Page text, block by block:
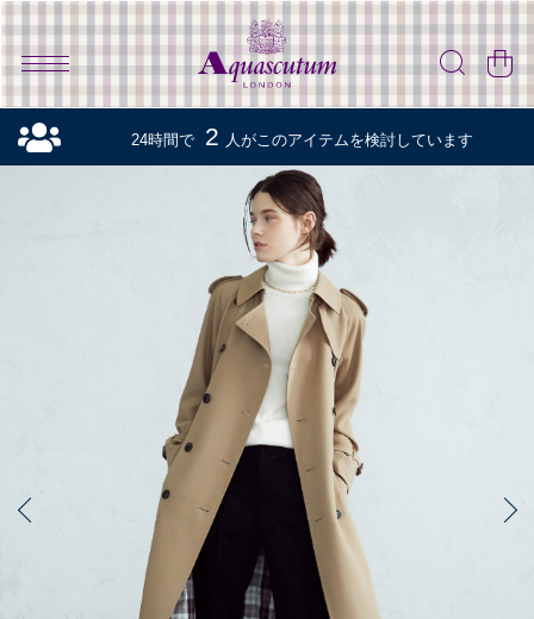
24時間で 2 人がこのアイテムを検討しています